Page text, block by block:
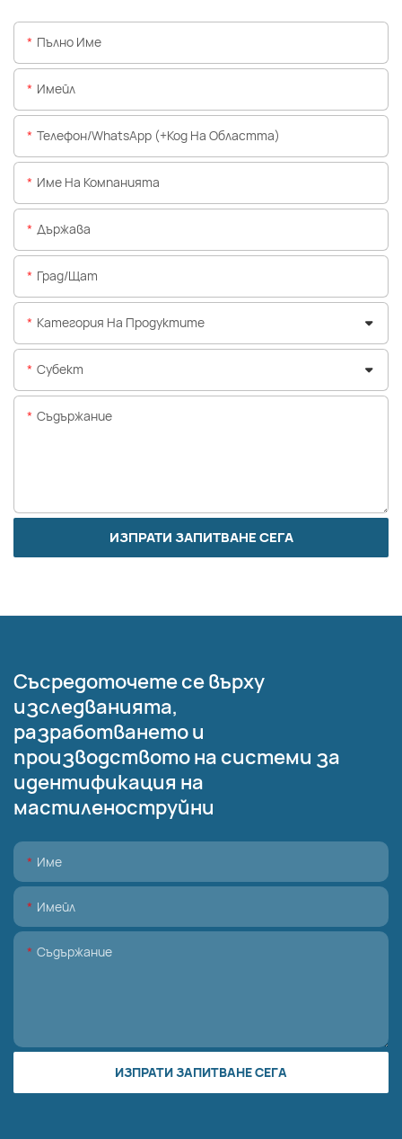
Пълно Име
Имейл
Телефон/WhatsApp (+Код На Областта)
Име На Компанията
Държава
Град/щат
Категория На Продуктите
Субект
Съдържание
ИЗПРАТИ ЗАПИТВАНЕ СЕГА
Съсредоточете се върху
изследванията,
разработването и
производството на системи за
идентификация на
мастиленоструйни
Име
Имейл
Съдържание
ИЗПРАТИ ЗАПИТВАНЕ СЕГА